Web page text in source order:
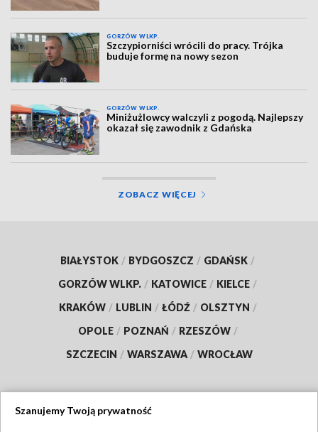
GORZÓW WLKP.
Szczypiorniści wrócili do pracy. Trójka
buduje formę na nowy sezon
GORZÓW WLKP.
Miniżużlowcy walczyli z pogodą. Najlepszy
okazał się zawodnik z Gdańska
ZOBACZ WIĘCEJ
BIAŁYSTOK / BYDGOSZCZ / GDAŃSK /
GORZÓW WLKP. / KATOWICE / KIELCE /
KRAKÓW / LUBLIN / ŁÓDŹ / OLSZTYN /
OPOLE / POZNAŃ / RZESZÓW /
SZCZECIN / WARSZAWA / WROCŁAW
Szanujemy Twoją prywatność